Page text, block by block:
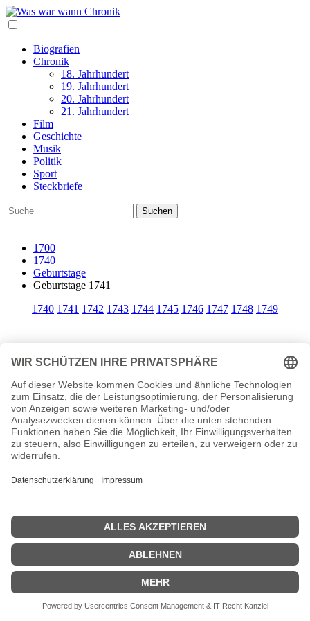
Biografien
Chronik
18. Jahrhundert
19. Jahrhundert
20. Jahrhundert
21. Jahrhundert
Film
Geschichte
Musik
Politik
Sport
Steckbriefe
1700
1740
Geburtstage
Geburtstage 1741
1740 1741 1742 1743 1744 1745 1746 1747 1748 1749
Geburtstage 1741
<<Geburtstage 1740| Geburtstage 1742 >>
| © 2013–2023 was-war-wann.de. Alle Rechte vorbehalten. |
1700|1600 2000 Impressum